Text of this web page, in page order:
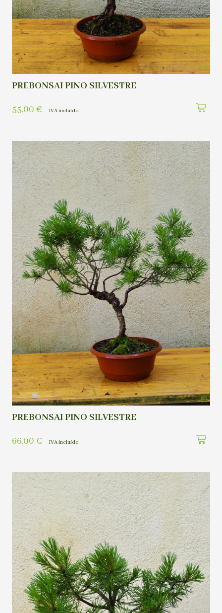
PREBONSAI PINO SILVESTRE
55,00 € IVA incluído
PREBONSAI PINO SILVESTRE
66,00 € IVA incluído